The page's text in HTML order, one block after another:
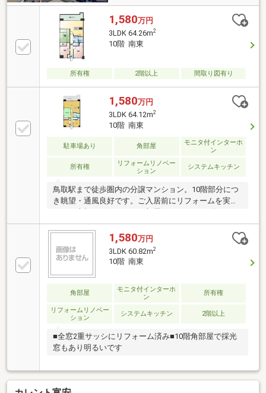
1,580万円
3LDK 64.26m2
10階 南東
所有権 2階以上 間取り図有り
1,580万円
3LDK 64.12m2
10階 南東
駐車場あり 角部屋
モニタ付インターホ
ン
所有権
リフォームリノベー
ション
システムキッチン
鳥取駅まで徒歩圏内の分譲マンション。10階部分につ
き眺望・通風良好です。ご入居前にリフォームを実施
い間取りで、ご家族でのお住まいにもおすすめ。周辺
には生活利便施設も充実しています。
1,580万円
3LDK 60.82m2
10階 南東
角部屋
モニタ付インターホ
ン
所有権
リフォームリノベー
ション
システムキッチン 2階以上
■全窓2重サッシにリフォーム済み■10階角部屋で採光
窓もあり明るいです